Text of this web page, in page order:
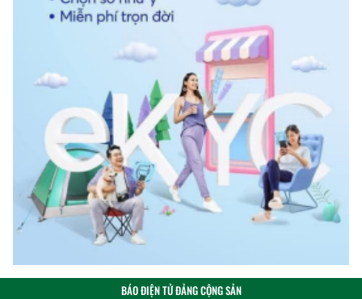
BÁO ĐIỆN TỬ ĐẢNG CỘNG SẢN